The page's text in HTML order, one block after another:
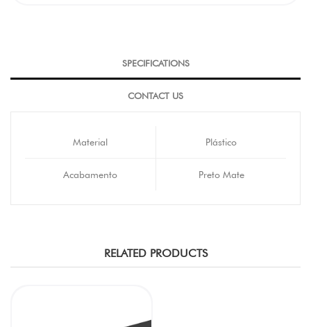
SPECIFICATIONS
CONTACT US
Material Plástico
Acabamento Preto Mate
RELATED PRODUCTS